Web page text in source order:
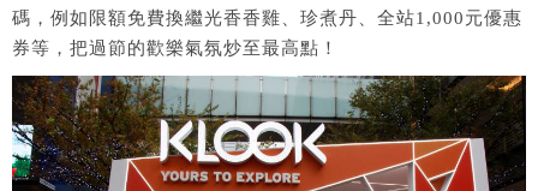
碼，例如限額免費換繼光香香雞、珍煮丹、全站1,000元優惠
券等，把過節的歡樂氣氛炒至最高點！